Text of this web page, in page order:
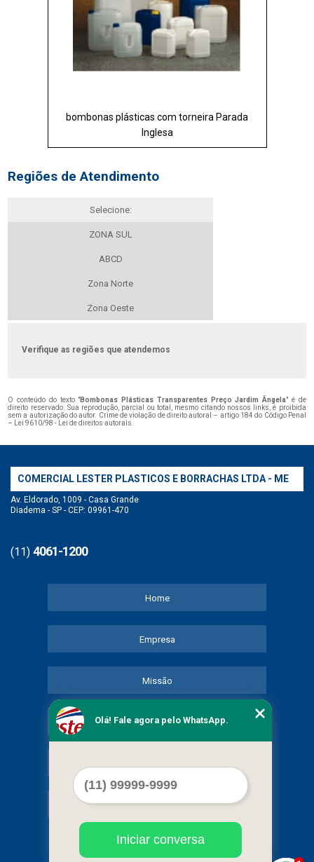
bombonas plásticas com torneira Parada
Inglesa
Regiões de Atendimento
Selecione:
ZONA SUL
ABCD
Zona Norte
Zona Oeste
Verifique as regiões que atendemos
O conteúdo do texto "Bombonas Plásticas Transparentes Preço Jardim Ângela" é de
direito reservado. Sua reprodução, parcial ou total, mesmo citando nossos links, é proibida
sem a autorização do autor. Crime de violação de direito autoral – artigo 184 do Código Penal
–
Lei 9610/98 - Lei de direitos autorais
COMERCIAL LESTER PLASTICOS E BORRACHAS LTDA - ME
Av. Eldorado, 1009 - Casa Grande
Diadema - SP - CEP: 09961-470
(11) 4061-1200
Home
Empresa
Missão
Serviços
Mapa do site
Olá! Fale agora pelo WhatsApp.
Iniciar conversa